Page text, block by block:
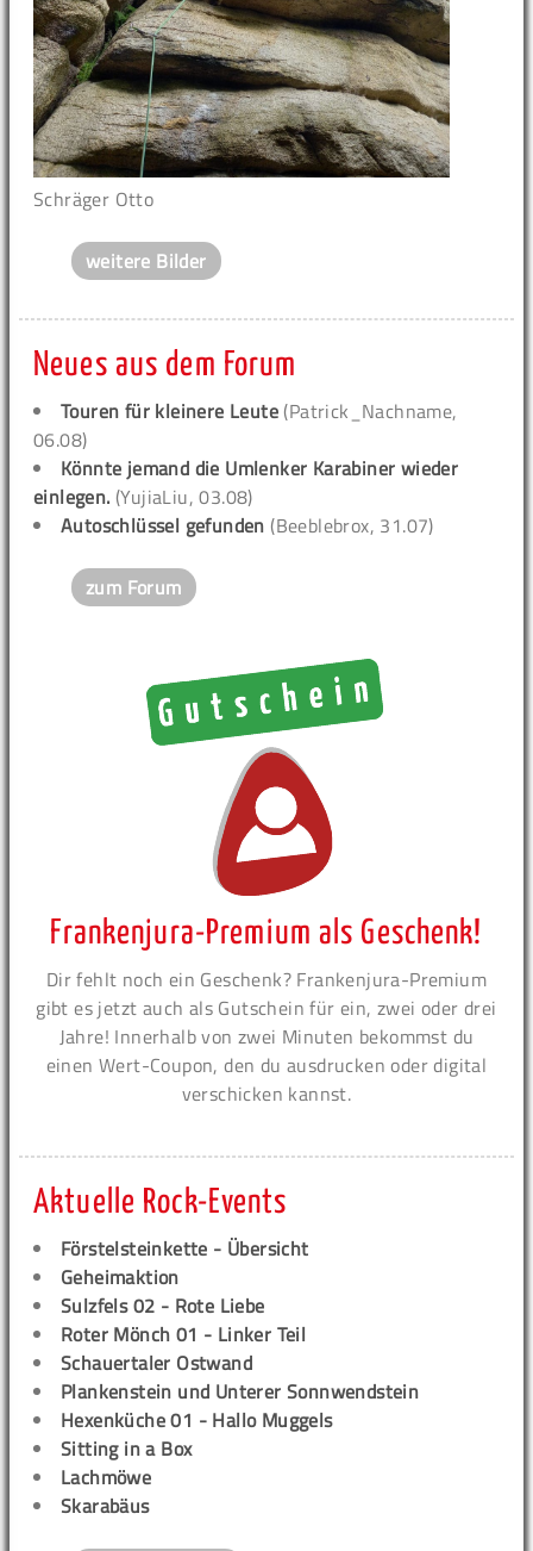
Schräger Otto
weitere Bilder
Neues aus dem Forum
Touren für kleinere Leute (Patrick_Nachname,
06.08)
Könnte jemand die Umlenker Karabiner wieder
einlegen. (YujiaLiu, 03.08)
Autoschlüssel gefunden (Beeblebrox, 31.07)
zum Forum
Frankenjura-Premium als Geschenk!
Dir fehlt noch ein Geschenk? Frankenjura-Premium
gibt es jetzt auch als Gutschein für ein, zwei oder drei
Jahre! Innerhalb von zwei Minuten bekommst du
einen Wert-Coupon, den du ausdrucken oder digital
verschicken kannst.
Aktuelle Rock-Events
Förstelsteinkette - Übersicht
Geheimaktion
Sulzfels 02 - Rote Liebe
Roter Mönch 01 - Linker Teil
Schauertaler Ostwand
Plankenstein und Unterer Sonnwendstein
Hexenküche 01 - Hallo Muggels
Sitting in a Box
Lachmöwe
Skarabäus